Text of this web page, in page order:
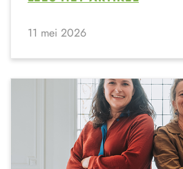
11 mei 2026